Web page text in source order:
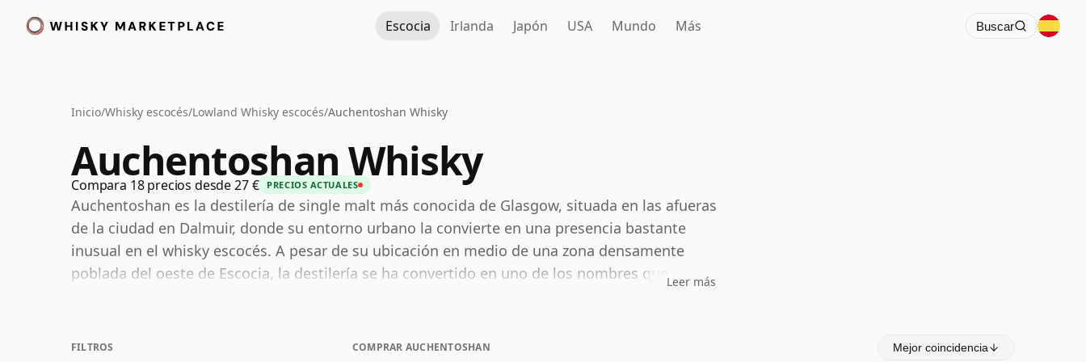
Escocia Irlanda Japón USA Mundo Más Buscar
Inicio/Whisky escocés/Lowland Whisky escocés/Auchentoshan Whisky
Auchentoshan Whisky
Compara 18 precios desde 27 € PRECIOS ACTUALES
Auchentoshan es la destilería de single malt más conocida de Glasgow, situada en las afueras
de la ciudad en Dalmuir, donde su entorno urbano la convierte en una presencia bastante
inusual en el whisky escocés. A pesar de su ubicación en medio de una zona densamente
poblada del oeste de Escocia, la destilería se ha convertido en uno de los nombres que
Auchentoshan continúa promocionando tours y experiencias de whisky en la destilería.
Leer más
COMPRAR AUCHENTOSHAN Mejor coincidencia
FILTROS